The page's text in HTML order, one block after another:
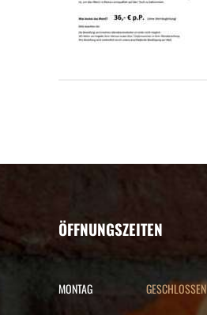
ÖFFNUNGSZEITEN
MONTAG GESCHLOSSEN